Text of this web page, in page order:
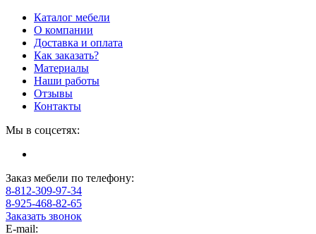
Каталог мебели
О компании
Доставка и оплата
Как заказать?
Материалы
Наши работы
Отзывы
Контакты
Мы в соцсетях:
Заказ мебели по телефону:
8-812-309-97-34
8-925-468-82-65
Заказать звонок
E-mail: